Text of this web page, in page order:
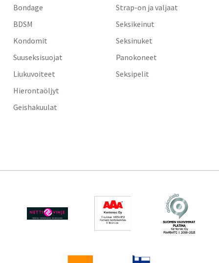
Bondage
BDSM
Kondomit
Suuseksisuojat
Liukuvoiteet
Hierontaöljyt
Geishakuulat
Strap-on ja valjaat
Seksikeinut
Seksinuket
Panokoneet
Seksipelit